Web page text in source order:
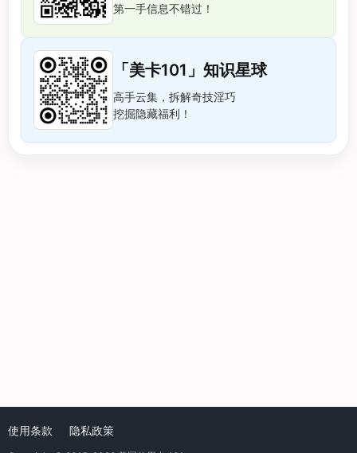
第一手信息不错过！
「美卡101」知识星球
高手云集，拆解奇技淫巧
挖掘隐藏福利！
使用条款 隐私政策